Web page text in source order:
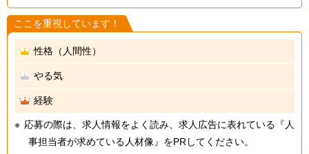
ここを重視しています！
性格（人間性）
やる気
経験
応募の際は、求人情報をよく読み、求人広告に表れている『人
事担当者が求めている人材像』をPRしてください。